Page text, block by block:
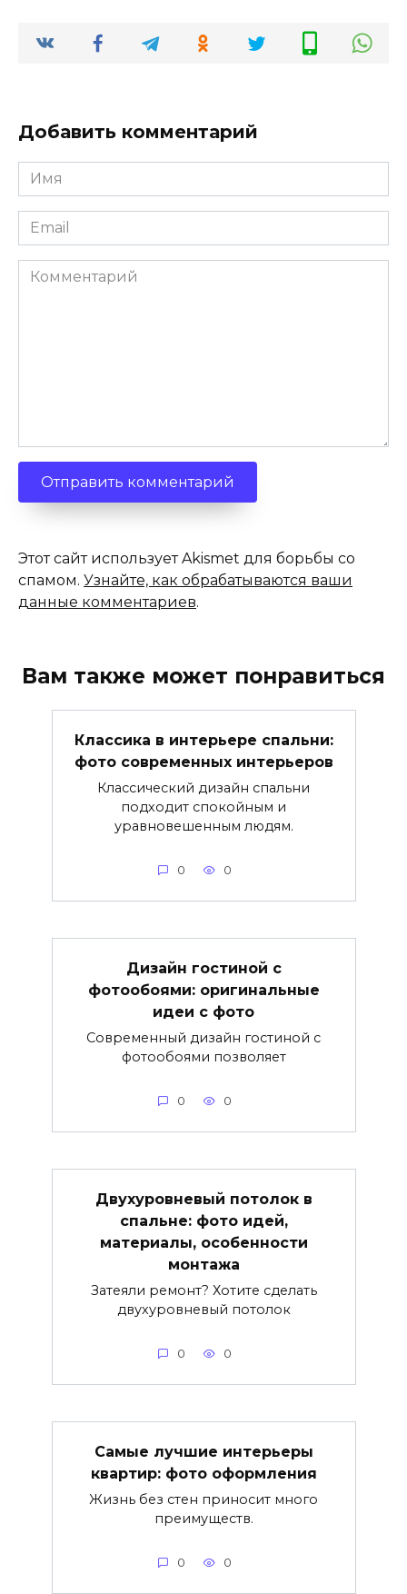
Добавить комментарий
Имя
*
Email
*
Комментарий
Этот сайт использует Akismet для борьбы со
спамом. Узнайте, как обрабатываются ваши
данные комментариев.
Вам также может понравиться
Классика в интерьере спальни:
фото современных интерьеров
Классический дизайн спальни
подходит спокойным и
уравновешенным людям.
0 0
Дизайн гостиной с
фотообоями: оригинальные
идеи с фото
Современный дизайн гостиной с
фотообоями позволяет
0 0
Двухуровневый потолок в
спальне: фото идей,
материалы, особенности
монтажа
Затеяли ремонт? Хотите сделать
двухуровневый потолок
0 0
Самые лучшие интерьеры
квартир: фото оформления
Жизнь без стен приносит много
преимуществ.
0 0